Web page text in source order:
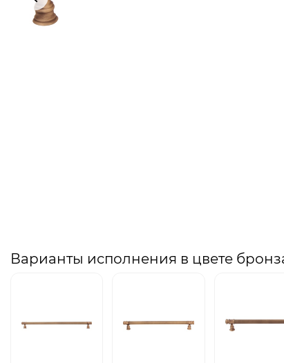
Варианты исполнения в цвете